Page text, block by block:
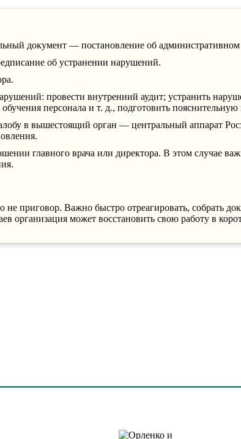
документ — постановление об
об устранении нарушений.
провести внутренний аудит; устранить
персонала и т. д., подготовить
в вышестоящий орган — центральный аппарат
главного врача или директора. В этом случае
приговор. Важно быстро отреагировать, собрать
организация может восстановить свою работу в